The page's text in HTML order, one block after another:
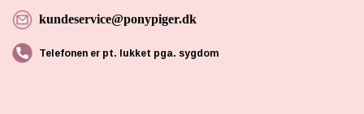
kundeservice@ponypiger.dk
Telefonen er pt. lukket pga. sygdom